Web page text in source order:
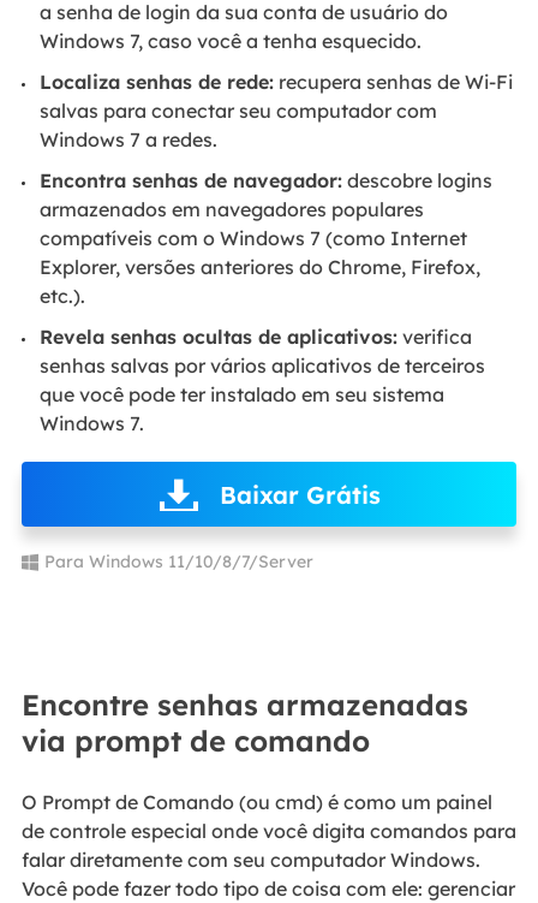
a senha de login da sua conta de usuário do
Windows 7, caso você a tenha esquecido.
Localiza senhas de rede:recupera senhas de Wi-Fi
salvas para conectar seu computador com
Windows 7 a redes.
Encontra senhas de navegador:descobre logins
armazenados em navegadores populares
compatíveis com o Windows 7 (como Internet
Explorer, versões anteriores do Chrome, Firefox,
etc.).
Revela senhas ocultas de aplicativos:verifica
senhas salvas por vários aplicativos de terceiros
que você pode ter instalado em seu sistema
Windows 7.
Baixar Grátis
Para Windows 11/10/8/7/Server
Encontre senhas armazenadas
via prompt de comando
O Prompt de Comando (ou cmd) é como um painel
de controle especial onde você digita comandos para
falar diretamente com seu computador Windows.
Você pode fazer todo tipo de coisa com ele: gerenciar